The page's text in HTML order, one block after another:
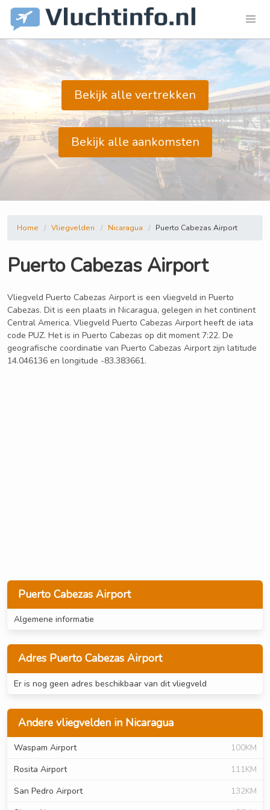
Bekijk alle vertrekken
Bekijk alle aankomsten
Puerto Cabezas Airport
Algemene informatie
Adres Puerto Cabezas Airport
Er is nog geen adres beschikbaar van dit vliegveld
Andere vliegvelden in Nicaragua
Waspam Airport
100KM
Rosita Airport
111KM
San Pedro Airport
132KM
Home Vliegvelden Nicaragua Puerto Cabezas Airport
Puerto Cabezas Airport
Vliegveld Puerto Cabezas Airport is een vliegveld in Puerto
Cabezas. Dit is een plaats in Nicaragua, gelegen in het continent
Central America. Vliegveld Puerto Cabezas Airport heeft de iata
code PUZ. Het is in Puerto Cabezas op dit moment 7:22. De
geografische coordinatie van Puerto Cabezas Airport zijn latitude
14.046136 en longitude -83.383661.